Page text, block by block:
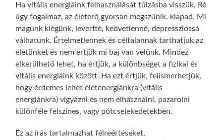
Ha vitális energiáink felhasználását túlzásba visszük, Ré
úgy fogalmaz, az életerő gyorsan megszűnik, kiapad. Mi
magunk kiégünk, levertté, kedvetlenné, depresszióssá
válhatunk. Értelmetlennek és céltalannak tarthatjuk az
életünket és nem értjük mi baj van velünk. Mindez
elkerülhető lehet, ha értjük, a különbséget a fizikai és
vitális energiáink között. Ha ezt értjük, felismerhetjük,
hogy érdemes lehet életenergiánkra (vitális
energiánkra) vigyázni és nem elhasználni, pazarolni
különféle felszínes, vagy pótcselekedetekben.
Ez az írás tartalmazhat félreértéseket,